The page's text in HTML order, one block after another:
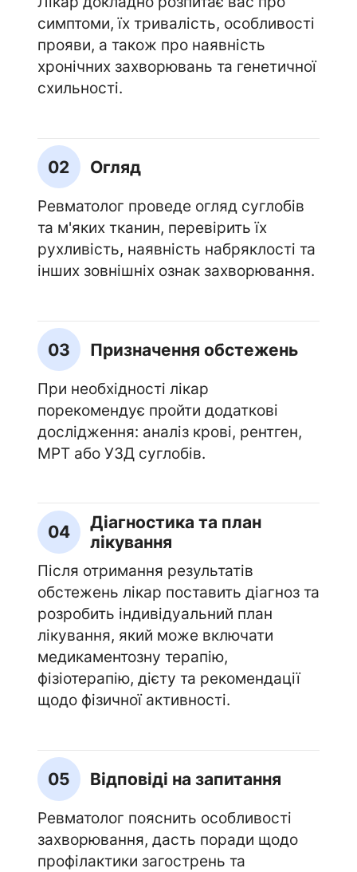
симптоми, їх тривалість, особливості
прояви, а також про наявність
хронічних захворювань та генетичної
схильності.
02 Огляд
Ревматолог проведе огляд суглобів
та м'яких тканин, перевірить їх
рухливість, наявність набряклості та
інших зовнішніх ознак захворювання.
03 Призначення обстежень
При необхідності лікар
порекомендує пройти додаткові
дослідження: аналіз крові, рентген,
МРТ або УЗД суглобів.
04
Діагностика та план
лікування
Після отримання результатів
обстежень лікар поставить діагноз та
розробить індивідуальний план
лікування, який може включати
медикаментозну терапію,
фізіотерапію, дієту та рекомендації
щодо фізичної активності.
05 Відповіді на запитання
Ревматолог пояснить особливості
захворювання, дасть поради щодо
профілактики загострень та